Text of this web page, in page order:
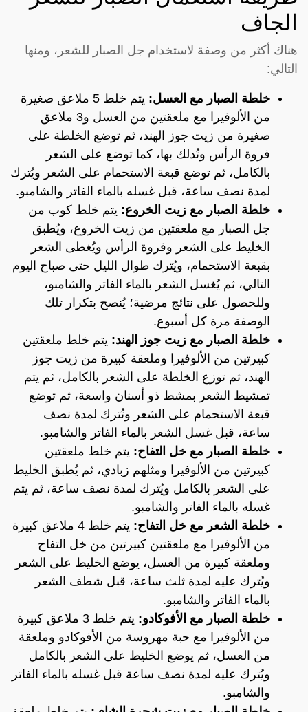
الجاف
هناك أكثر من وصفة لاستخدام جل الصبار للشعر، ومنها
التالي:
خلطة الصبار مع العسل:
يتم خلط 5 ملاعق صغيرة
من الألوفيرا مع ملعقتين من العسل و3 ملاعق
صغيرة من زيت جوز الهند، ثم توضع الخلطة على
فروة الرأس وتُدلك بها، كما توضع على الشعر
بالكامل، ثم توضع قبعة الاستحمام على الشعر ويُترك
لمدة نصف ساعة، قبل غسله بالماء الفاتر والشامبو.
خلطة الصبار مع زيت الخروع: يتم خلط كوب من
جل الصبار مع ملعقتين من زيت الخروع، ويُطبق
الخليط على الشعر وفروة الرأس ويُغطى الشعر
بقبعة الاستحمام، ويُترك طوال الليل حتى صباح اليوم
التالي، ثم يُغسل الشعر بالماء الفاتر والشامبو،
وللحصول على نتائج مرضية؛ يُنصح بتكرار تلك
الوصفة مرة كل أسبوع.
خلطة الصبار مع زيت جوز الهند: يتم خلط ملعقتين
كبيرتين من الألوفيرا وملعقة كبيرة من زيت جوز
الهند، ثم توزع الخلطة على الشعر بالكامل، ثم يتم
تمشيط الشعر بمشط ذو أسنان واسعة، ثم توضع
قبعة الاستحمام على الشعر وتُترك لمدة نصف
ساعة، قبل غسل الشعر بالماء الفاتر والشامبو.
خلطة الصبار مع خل التفاح: يتم خلط ملعقتين
كبيرتين من الألوفيرا ومثلهم زبادي، ثم يُطبق الخليط
على الشعر بالكامل ويُترك لمدة نصف ساعة، ثم يتم
غسله بالماء الفاتر والشامبو.
خلطة الشعر مع خل التفاح:
يتم خلط 4 ملاعق كبيرة
من الألوفيرا مع ملعقتين كبيرتين من خل التفاح
وملعقة كبيرة من العسل، يوضع الخليط على الشعر
ويُترك عليه لمدة ثلث ساعة، قبل شطف الشعر
بالماء الفاتر والشامبو.
خلطة الصبار مع الأفوكادو:
يتم خلط 3 ملاعق كبيرة
من الألوفيرا مع حبة مهروسة من الأفوكادو وملعقة
من العسل، ثم يوضع الخليط على الشعر بالكامل
ويُترك عليه لمدة نصف ساعة قبل غسله بالماء الفاتر
والشامبو.